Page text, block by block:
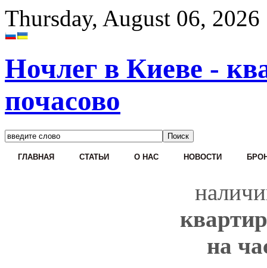
Thursday, August 06, 2026
Ночлег в Киеве -
почасово
ГЛАВНАЯ СТАТЬИ О НАС НОВОСТИ
на